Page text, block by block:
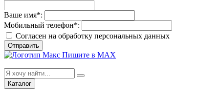
Ваше имя*:
Мобильный телефон*:
Согласен на обработку персональныx данных
Отправить
Пишите в MAX
Каталог